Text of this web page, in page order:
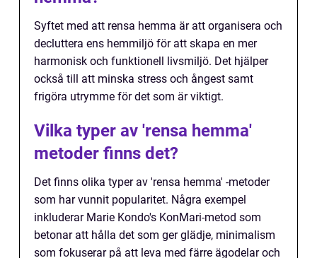
Syftet med att rensa hemma är att organisera och
decluttera ens hemmiljö för att skapa en mer
harmonisk och funktionell livsmiljö. Det hjälper
också till att minska stress och ångest samt
frigöra utrymme för det som är viktigt.
Vilka typer av 'rensa hemma'
metoder finns det?
Det finns olika typer av 'rensa hemma' -metoder
som har vunnit popularitet. Några exempel
inkluderar Marie Kondo's KonMari-metod som
betonar att hålla det som ger glädje, minimalism
som fokuserar på att leva med färre ägodelar och